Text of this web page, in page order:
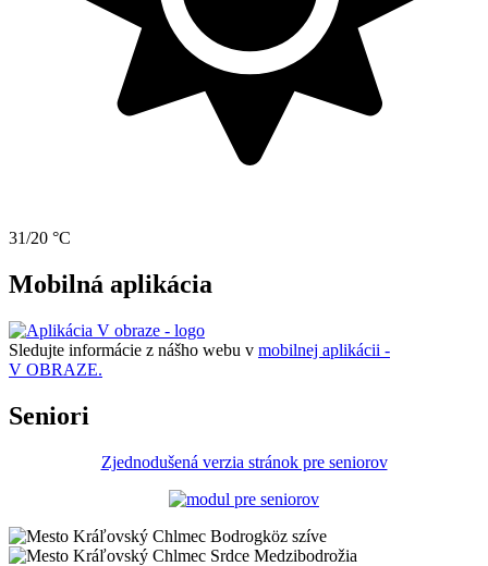
31/20 °C
Mobilná aplikácia
Sledujte informácie z nášho webu v mobilnej aplikácii -
V OBRAZE.
Seniori
Zjednodušená verzia stránok pre seniorov
Bodrogköz szíve
Srdce Medzibodrožia